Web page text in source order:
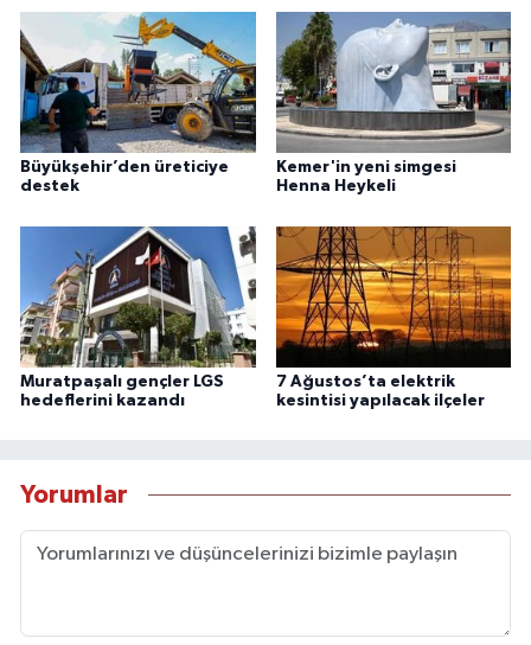
Büyükşehir’den üreticiye
destek
Kemer'in yeni simgesi
Henna Heykeli
Muratpaşalı gençler LGS
hedeflerini kazandı
7 Ağustos’ta elektrik
kesintisi yapılacak ilçeler
Yorumlar